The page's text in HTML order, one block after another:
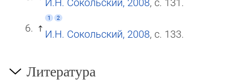
1 2
И.Н. Сокольский, 2008, с. 133.
Литература